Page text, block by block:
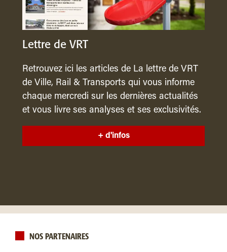
Lettre de VRT
Retrouvez ici les articles de La lettre de VRT
de Ville, Rail & Transports qui vous informe
chaque mercredi sur les dernières actualités
et vous livre ses analyses et ses exclusivités.
+ d'infos
NOS PARTENAIRES